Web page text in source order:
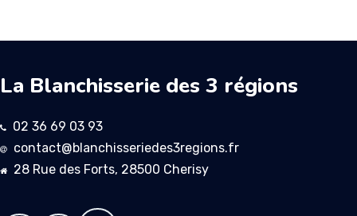
La Blanchisserie des 3 régions
02 36 69 03 93
contact@blanchisseriedes3regions.fr
28 Rue des Forts, 28500 Cherisy